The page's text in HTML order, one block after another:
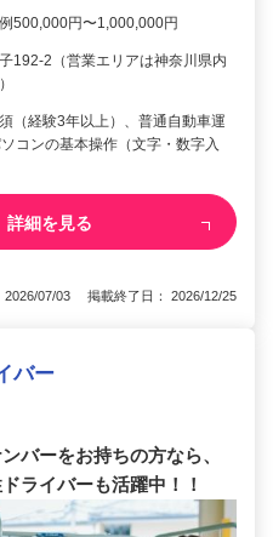
500,000円〜1,000,000円
192-2（営業エリアは神奈川県内
（経験3年以上）、普通自動車運
コンの基本操作（文字・数字入
詳細を見る
2026/07/03 掲載終了日： 2026/12/25
バー
バーをお持ちの方なら、
ライバーも活躍中！！